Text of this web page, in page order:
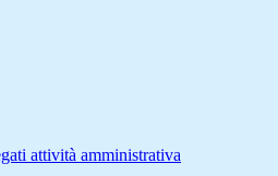
attività amministrativa